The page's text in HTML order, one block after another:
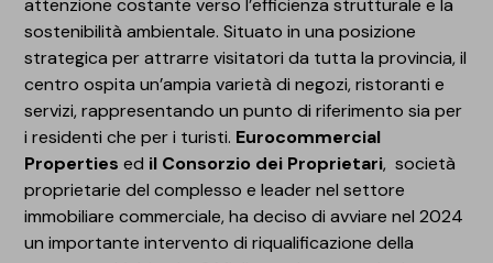
attenzione costante verso l’efficienza strutturale e la
sostenibilità ambientale. Situato in una posizione
strategica per attrarre visitatori da tutta la provincia, il
centro ospita un’ampia varietà di negozi, ristoranti e
servizi, rappresentando un punto di riferimento sia per
i residenti che per i turisti. Eurocommercial
Properties ed il Consorzio dei Proprietari, società
proprietarie del complesso e leader nel settore
immobiliare commerciale, ha deciso di avviare nel 2024
un importante intervento di riqualificazione della